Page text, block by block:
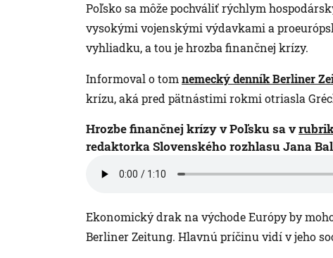
Poľsko sa môže pochváliť rýchlym
vysokými vojenskými výdavkami a
vyhliadku, a tou je hrozba finančnej krízy.
Informoval o tom nemecký denník Berliner
krízu, aká pred pätnástimi rokmi otriasla
Hrozbe finančnej krízy v Poľsku sa v
redaktorka Slovenského rozhlasu Jana
Ekonomický drak na východe Európy by
Berliner Zeitung. Hlavnú príčinu vidí v jeho